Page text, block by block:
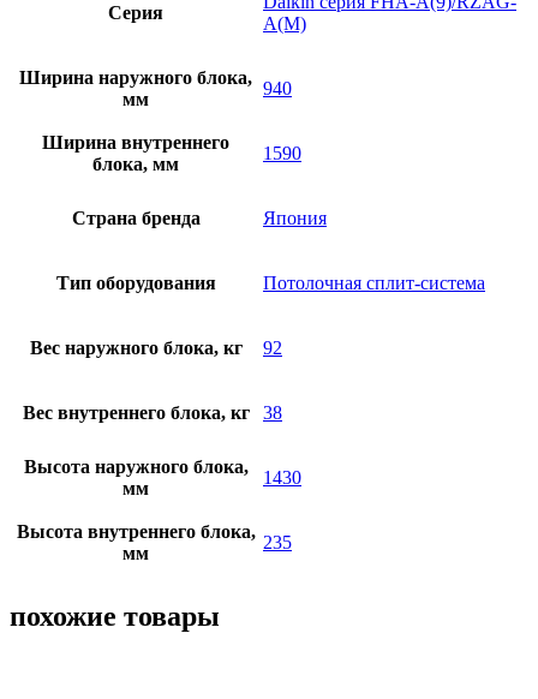
Серия
A(M)
Ширина наружного блока,
мм
940
Ширина внутреннего
блока, мм
1590
Страна бренда Япония
Тип оборудования Потолочная сплит-система
Вес наружного блока, кг 92
Вес внутреннего блока, кг 38
Высота наружного блока,
мм
1430
Высота внутреннего блока,
мм
235
похожие товары